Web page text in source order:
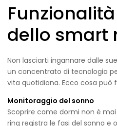
dello smart
Non lasciarti ingannare dalle
un concentrato di tecnologia
vita quotidiana. Ecco cosa può
Monitoraggio del sonno
Scoprire come dormi non è
ring registra le fasi del sonno e